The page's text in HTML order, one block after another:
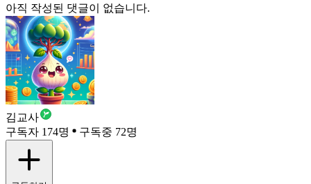
아직 작성된 댓글이 없습니다.
김교사
구독자 174명
구독중 72명